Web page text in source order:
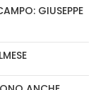
GIUSEPPE